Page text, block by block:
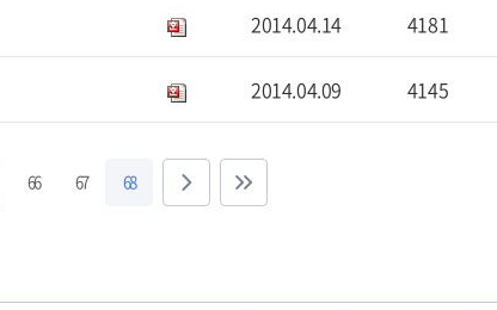
2014.04.14 4181
2014.04.09 4145
66 67 68